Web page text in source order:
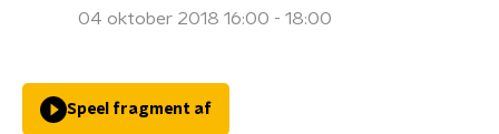
04 oktober 2018 16:00 - 18:00
Speel fragment af